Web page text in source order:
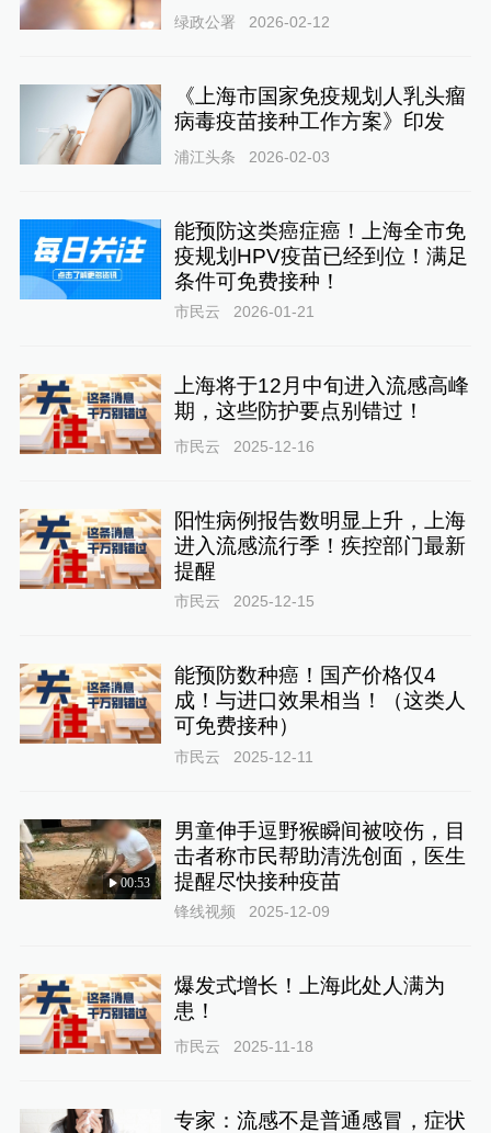
绿政公署 2026-02-12
《上海市国家免疫规划人乳头瘤
病毒疫苗接种工作方案》印发
浦江头条 2026-02-03
能预防这类癌症癌！上海全市免
疫规划HPV疫苗已经到位！满足
条件可免费接种！
市民云 2026-01-21
上海将于12月中旬进入流感高峰
期，这些防护要点别错过！
市民云 2025-12-16
阳性病例报告数明显上升，上海
进入流感流行季！疾控部门最新
提醒
市民云 2025-12-15
能预防数种癌！国产价格仅4
成！与进口效果相当！（这类人
可免费接种）
市民云 2025-12-11
00:53
男童伸手逗野猴瞬间被咬伤，目
击者称市民帮助清洗创面，医生
提醒尽快接种疫苗
锋线视频 2025-12-09
爆发式增长！上海此处人满为
患！
市民云 2025-11-18
专家：流感不是普通感冒，症状